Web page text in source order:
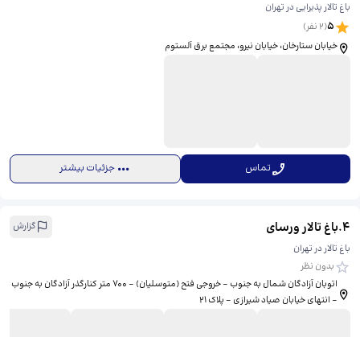
باغ تالار پذیرایی در تهران
5
(
2نفر)
خیابان ستارخان، خیابان نیرو، مجتمع برق آلستوم
تماس جزئیات بیشتر
4
.باغ تالار ورسای
گزارش
باغ تالار در تهران
بدون نظر
اتوبان آزادگان شمال به جنوب - خروجی فتح (متوسلیان) - 700 متر کنارگذر آزادگان به جنوب
- انتهای خیابان صیاد شیرازی - پلاک 21